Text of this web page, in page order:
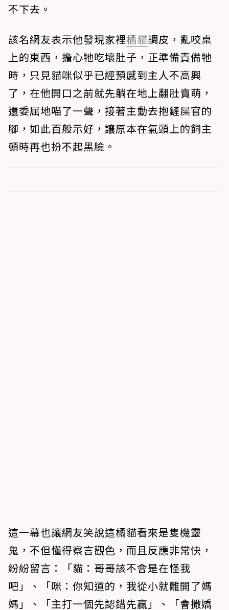
不下去。
該名網友表示他發現家裡橘貓調皮，亂咬桌
上的東西，擔心牠吃壞肚子，正準備責備牠
時，只見貓咪似乎已經預感到主人不高興
了，在他開口之前就先躺在地上翻肚賣萌，
還委屈地喵了一聲，接著主動去抱鏟屎官的
腳，如此百般示好，讓原本在氣頭上的飼主
頓時再也扮不起黑臉。
這一幕也讓網友笑說這橘貓看來是隻機靈
鬼，不但懂得察言觀色，而且反應非常快，
紛紛留言：「貓：哥哥該不會是在怪我
吧」、「咪：你知道的，我從小就離開了媽
媽」、「主打一個先認錯先贏」、「會撒嬌